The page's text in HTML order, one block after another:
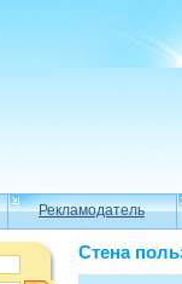
Рекламодатель
Стена